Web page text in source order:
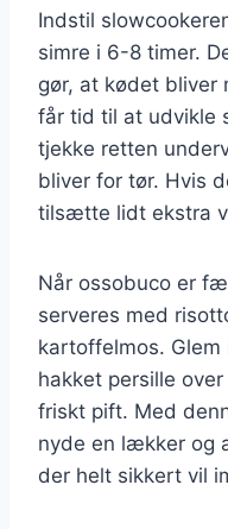
Indstil
simre i 6-8 timer.
gør, at kødet bliver
får tid til at udvikle
tjekke retten
bliver for tør. Hvis
tilsætte lidt ekstra
Når ossobuco er
serveres med
kartoffelmos.
hakket persille
friskt pift. Med
nyde en lækker og
der helt sikkert vil